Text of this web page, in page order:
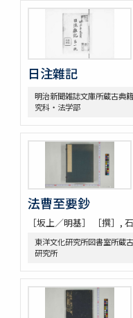
日注雜記
明治新聞雑誌文庫所蔵古典
究科・法学部
法曹至要鈔
［坂上／明基］ ［撰］,
東洋文化研究所図書室所蔵
研究所